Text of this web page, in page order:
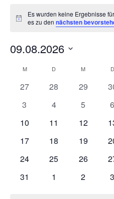
Hinweis
Es wurden keine Ergebnisse
es zu dennächsten
09.08.2026
wählen.
Kalender
von
MMONTAG D DIENSTAGM MITTWOCH
D
0
27
0
28
0
29
0
0
3
0
4
0
5
0
6
0
10
0
11
0
12
0
0
17
0
18
0
19
0
0
24
0
25
0
26
0
0
31
0
1
0
2
0
3